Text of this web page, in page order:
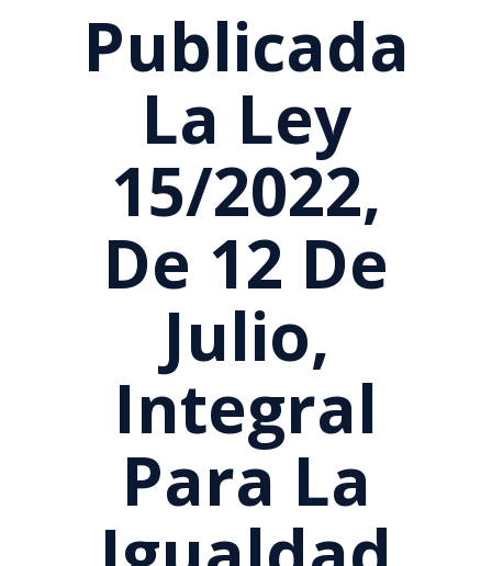
Publicada
La Ley
15/2022,
De 12 De
Julio,
Integral
Para La